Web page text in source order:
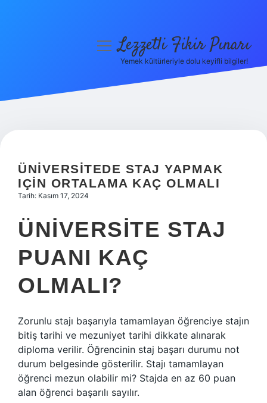
Hakkımızda
menüyüLezzetli Fikir Pınarı
Yemek kültürleriyle dolu keyifli bilgiler!
ÜNIVERSITEDE STAJ YAPMAK
IÇIN ORTALAMA KAÇ OLMALI
Tarih: Kasım 17, 2024
ÜNIVERSITE STAJ
PUANI KAÇ
OLMALI?
Zorunlu stajı başarıyla tamamlayan öğrenciye stajın
bitiş tarihi ve mezuniyet tarihi dikkate alınarak
diploma verilir. Öğrencinin staj başarı durumu not
durum belgesinde gösterilir. Stajı tamamlayan
öğrenci mezun olabilir mi? Stajda en az 60 puan
alan öğrenci başarılı sayılır.